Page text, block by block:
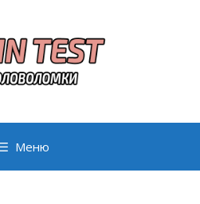
Меню